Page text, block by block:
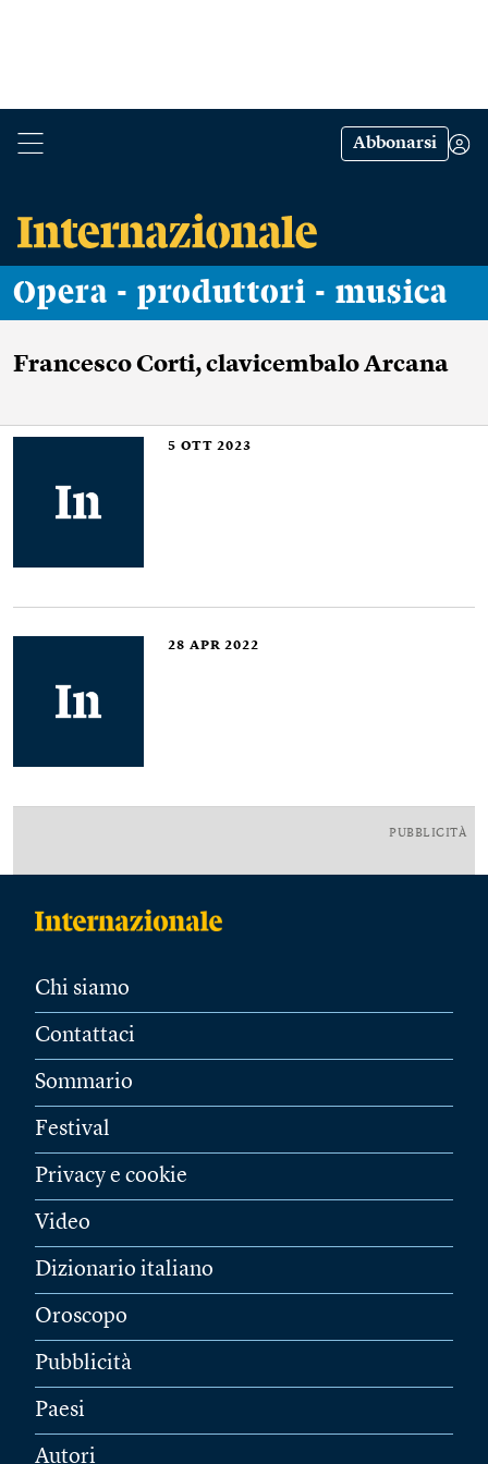
Abbonarsi
Opera - produttori - musica
Francesco Corti, clavicembalo Arcana
5 OTT 2023
28 APR 2022
PUBBLICITÀ
Chi siamo
Contattaci
Sommario
Festival
Privacy e cookie
Video
Dizionario italiano
Oroscopo
Pubblicità
Paesi
Autori